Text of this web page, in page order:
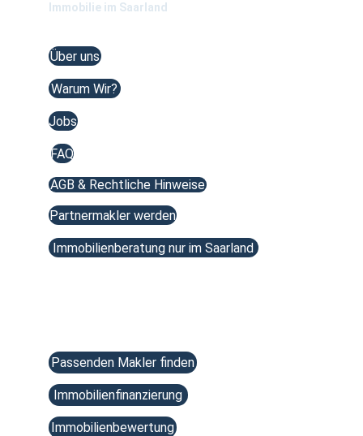
Passenden Makler finden
Über uns
Immobilie im Saarland
Jobs
Partnermakler werden
FAQ
AGB & Rechtliche Hinweise
Immobilienfinanzierung
Immobilienbewertung
Warum Wir?
Immobilienberatung nur im Saarland